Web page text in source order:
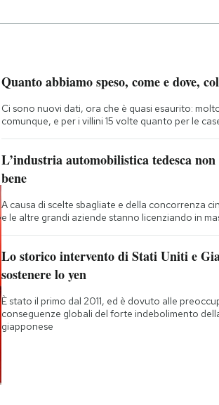
Quanto abbiamo speso, come e dove,
Ci sono nuovi dati, ora che è quasi esaurito:
comunque, e per i villini 15 volte quanto per le
L’industria automobilistica tedesca non
bene
A causa di scelte sbagliate e della concorrenza
e le altre grandi aziende stanno licenziando in
Lo storico intervento di Stati Uniti e
sostenere lo yen
È stato il primo dal 2011, ed è dovuto alle
conseguenze globali del forte indebolimento
giapponese